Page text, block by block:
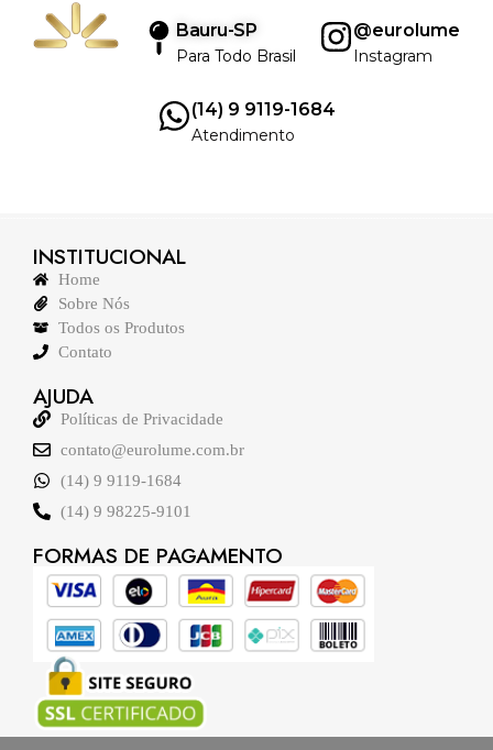
Bauru-SP
Para Todo Brasil
@eurolume
Instagram
(14) 9 9119-1684
Atendimento
INSTITUCIONAL
Home
Sobre Nós
Todos os Produtos
Contato
AJUDA
Políticas de Privacidade
contato@eurolume.com.br
(14) 9 9119-1684
(14) 9 98225-9101
FORMAS DE PAGAMENTO